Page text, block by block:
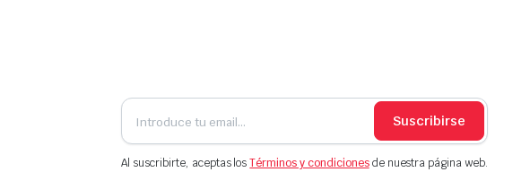
Suscribirse
Al suscribirte, aceptas losTérminos y condicionesde nuestra página web.